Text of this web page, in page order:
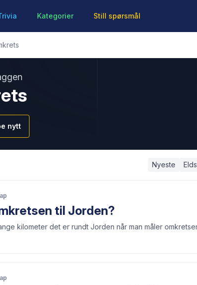
Kategorier Still spørsmål
nytt
Nyeste
til Jorden?
kilometer det er rundt Jorden når man måler